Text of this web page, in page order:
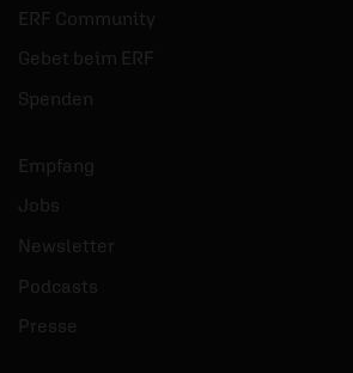
ERF Community
Gebet beim ERF
Spenden
Empfang
Jobs
Newsletter
Podcasts
Presse